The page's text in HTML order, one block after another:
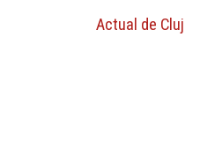
Actual de Cluj